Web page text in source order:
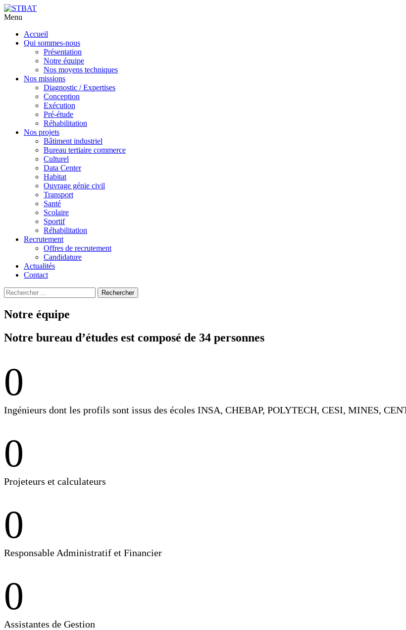
Menu
contenu
Accueil
Qui sommes-nous
Présentation
Notre équipe
Nos moyens techniques
Nos missions
Diagnostic / Expertises
Conception
Exécution
Pré-étude
Réhabilitation
Nos projets
Bâtiment industriel
Bureau tertiaire commerce
Culturel
Data Center
Habitat
Ouvrage génie civil
Transport
Santé
Scolaire
Sportif
Réhabilitation
Recrutement
Offres de recrutement
Candidature
Actualités
Contact
Recherche
pour
:
Rechercher
Notre équipe
Notre bureau d’études est composé de 34 personnes
0
Ingénieurs dont les profils sont issus des écoles INSA, CHEBAP, POLYTECH, CESI, MINES,
0
Projeteurs et calculateurs
0
Responsable Administratif et Financier
0
Assistantes de Gestion